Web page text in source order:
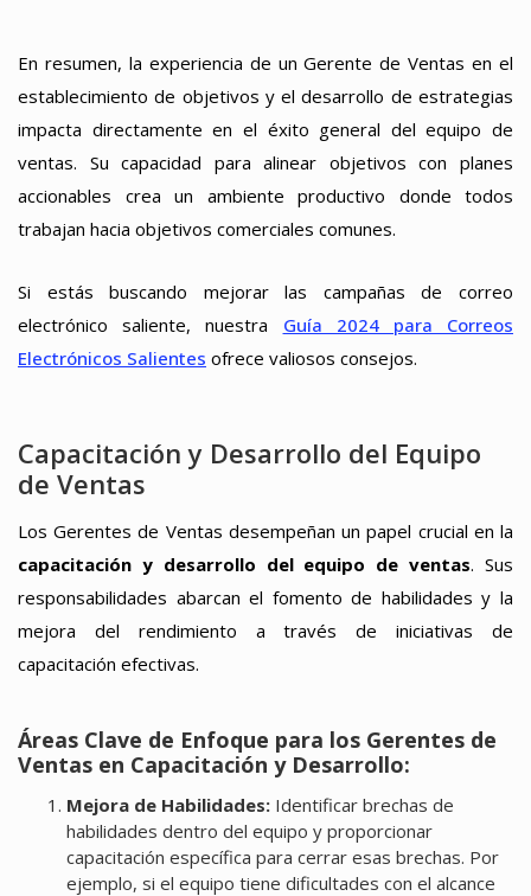
En resumen, la experiencia de un Gerente de Ventas en el
establecimiento de objetivos y el desarrollo de estrategias
impacta directamente en el éxito general del equipo de
ventas. Su capacidad para alinear objetivos con planes
accionables crea un ambiente productivo donde todos
trabajan hacia objetivos comerciales comunes.
Si estás buscando mejorar las campañas de correo
electrónico saliente, nuestra Guía 2024 para Correos
Electrónicos Salientes ofrece valiosos consejos.
Capacitación y Desarrollo del Equipo
de Ventas
Los Gerentes de Ventas desempeñan un papel crucial en la
capacitación y desarrollo del equipo de ventas. Sus
responsabilidades abarcan el fomento de habilidades y la
mejora del rendimiento a través de iniciativas de
capacitación efectivas.
Áreas Clave de Enfoque para los Gerentes de
Ventas en Capacitación y Desarrollo:
Mejora de Habilidades:Identificar brechas de
habilidades dentro del equipo y proporcionar
capacitación específica para cerrar esas brechas. Por
ejemplo, si el equipo tiene dificultades con el alcance